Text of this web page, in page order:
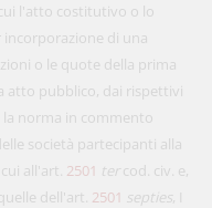
l'atto costitutivo o lo
di una
o le quote della prima
atto pubblico, dai rispettivi
norma in commento
società partecipanti alla
all'art. 2501 tercod. civ. e,
dell'art. 2501 septies, I